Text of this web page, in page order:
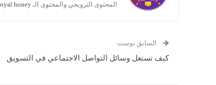
المحتوى الترويجي والمحتوى الـ honey
السابق بوست
كيف تستغل وسائل التواصل الاجتماعي في التسويق